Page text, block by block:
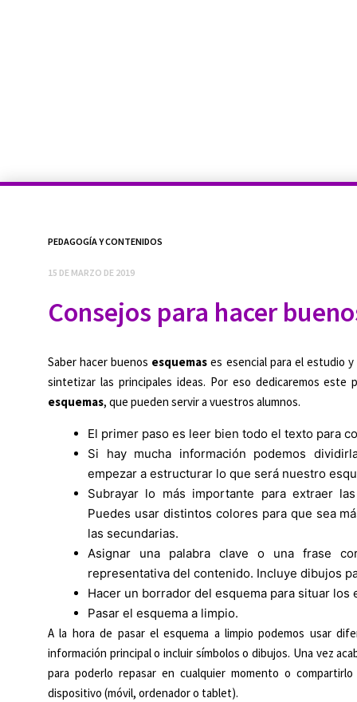
PEDAGOGÍA Y CONTENIDOS
15 DE MARZO DE 2019
Consejos para hacer
Saber hacer buenos esquemas es esencial para el estudio
sintetizar las principales ideas. Por eso dedicaremos este
esquemas, que pueden servir a vuestros alumnos.
El primer paso es leer bien todo el texto para
Si hay mucha información podemos
empezar a estructurar lo que será nuestro
Subrayar lo más importante para extraer
Puedes usar distintos colores para que sea
las secundarias.
Asignar una palabra clave o una frase
representativa del contenido. Incluye dibujos
Hacer un borrador del esquema para situar los
Pasar el esquema a limpio.
A la hora de pasar el esquema a limpio podemos usar
información principal o incluir símbolos o dibujos. Una vez
para poderlo repasar en cualquier momento o
dispositivo (móvil, ordenador o tablet).